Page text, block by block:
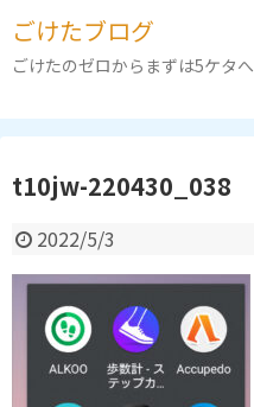
ごけたブログ
ごけたのゼロからまずは5ケタへ
t10jw-220430_038
2022/5/3